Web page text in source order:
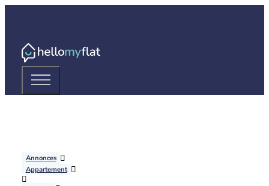
Annonces
Appartement